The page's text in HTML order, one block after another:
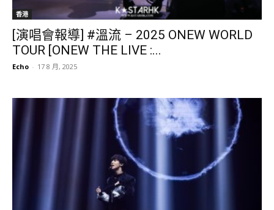
香港
[演唱會報導] #溫流 – 2025 ONEW WORLD
TOUR [ONEW THE LIVE :...
Echo - 17 8 月, 2025